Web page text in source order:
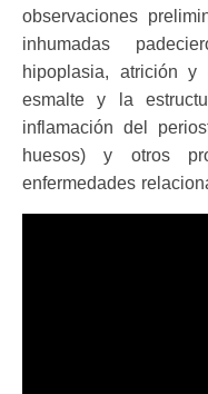
observaciones
inhumadas
hipoplasia, atrición y
esmalte y la
inflamación del
huesos) y otros
enfermedades